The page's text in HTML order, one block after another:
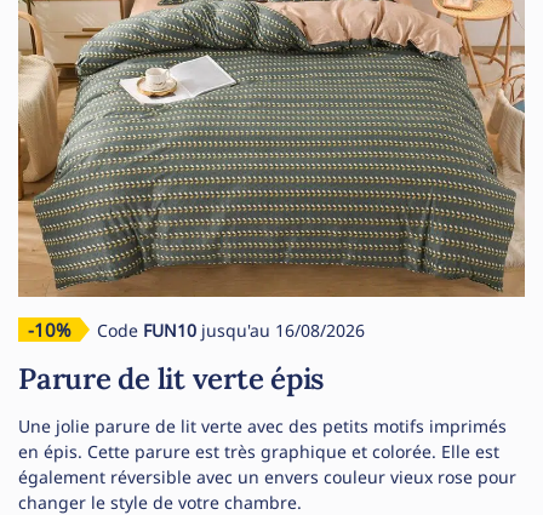
-10% Code FUN10 jusqu'au 16/08/2026
Parure de lit verte épis
Une jolie parure de lit verte avec des petits motifs imprimés
en épis. Cette parure est très graphique et colorée. Elle est
également réversible avec un envers couleur vieux rose pour
changer le style de votre chambre.